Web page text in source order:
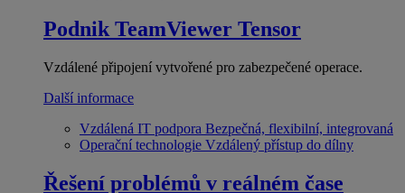
Podnik TeamViewer Tensor
Vzdálené připojení vytvořené pro zabezpečené operace.
Další informace
Vzdálená IT podpora Bezpečná, flexibilní, integrovaná
Operační technologie Vzdálený přístup do dílny
Řešení problémů v reálném čase